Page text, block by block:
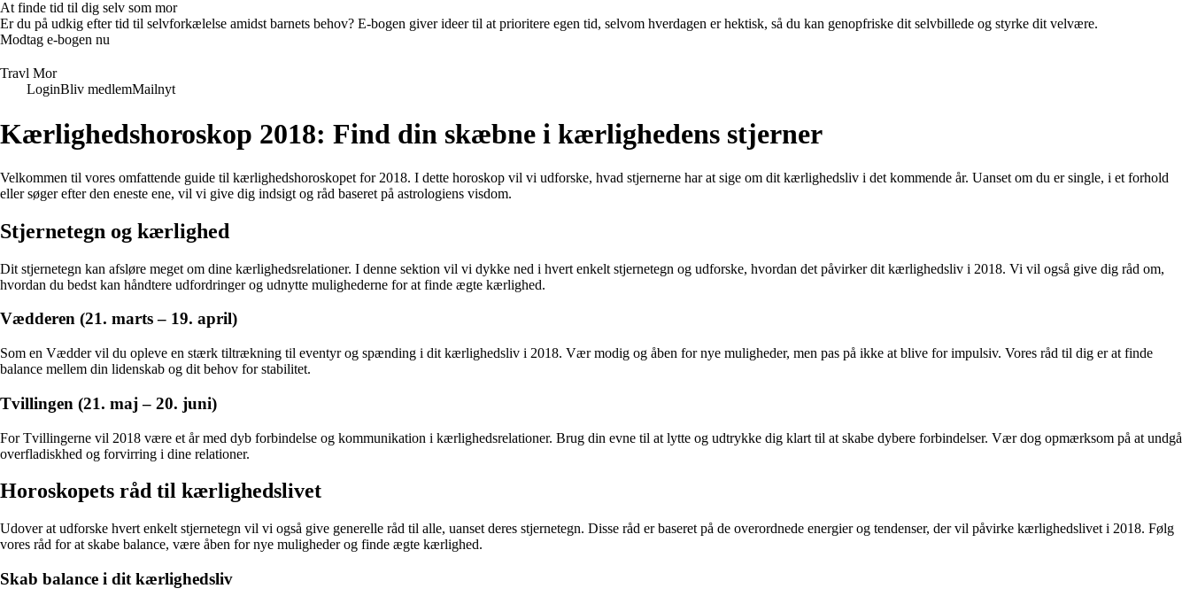
At finde tid til dig selv som mor
Er du på udkig efter tid til selvforkælelse amidst barnets behov? E-bogen giver ideer til at prioritere egen tid, selvom hverdagen er hektisk, så du kan genopfriske dit selvbillede og styrke dit velvære.
Modtag e-bogen nu
Travl Mor
LoginBliv medlemMailnyt
Kærlighedshoroskop 2018: Find din skæbne i kærlighedens stjerner
Velkommen til vores omfattende guide til kærlighedshoroskopet for 2018. I dette horoskop vil vi udforske, hvad stjernerne har at sige om dit kærlighedsliv i det kommende år. Uanset om du er single, i et forhold
eller søger efter den eneste ene, vil vi give dig indsigt og råd baseret på astrologiens visdom.
Stjernetegn og kærlighed
Dit stjernetegn kan afsløre meget om dine kærlighedsrelationer. I denne sektion vil vi dykke ned i hvert enkelt stjernetegn og udforske, hvordan det påvirker dit kærlighedsliv i 2018. Vi vil også give dig råd om,
hvordan du bedst kan håndtere udfordringer og udnytte mulighederne for at finde ægte kærlighed.
Vædderen (21. marts – 19. april)
Som en Vædder vil du opleve en stærk tiltrækning til eventyr og spænding i dit kærlighedsliv i 2018. Vær modig og åben for nye muligheder, men pas på ikke at blive for impulsiv. Vores råd til dig er at finde
balance mellem din lidenskab og dit behov for stabilitet.
Tvillingen (21. maj – 20. juni)
For Tvillingerne vil 2018 være et år med dyb forbindelse og kommunikation i kærlighedsrelationer. Brug din evne til at lytte og udtrykke dig klart til at skabe dybere forbindelser. Vær dog opmærksom på at undgå
overfladiskhed og forvirring i dine relationer.
Horoskopets råd til kærlighedslivet
Udover at udforske hvert enkelt stjernetegn vil vi også give generelle råd til alle, uanset deres stjernetegn. Disse råd er baseret på de overordnede energier og tendenser, der vil påvirke kærlighedslivet i 2018. Følg
vores råd for at skabe balance, være åben for nye muligheder og finde ægte kærlighed.
Skab balance i dit kærlighedsliv